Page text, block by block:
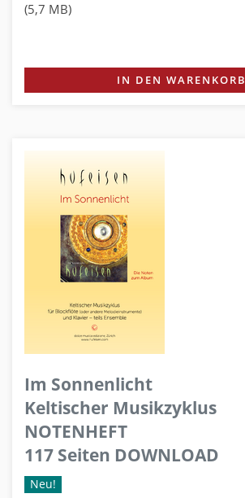
(5,7 MB)
IN DEN WARENKORB
Im Sonnenlicht
Keltischer Musikzyklus
NOTENHEFT
117 Seiten DOWNLOAD
Neu!